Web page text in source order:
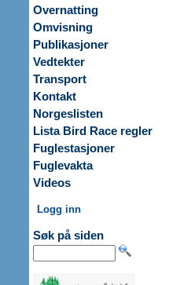
Overnatting
Omvisning
Publikasjoner
Vedtekter
Transport
Kontakt
Norgeslisten
Lista Bird Race regler
Fuglestasjoner
Fuglevakta
Videos
Logg inn
Søk på siden